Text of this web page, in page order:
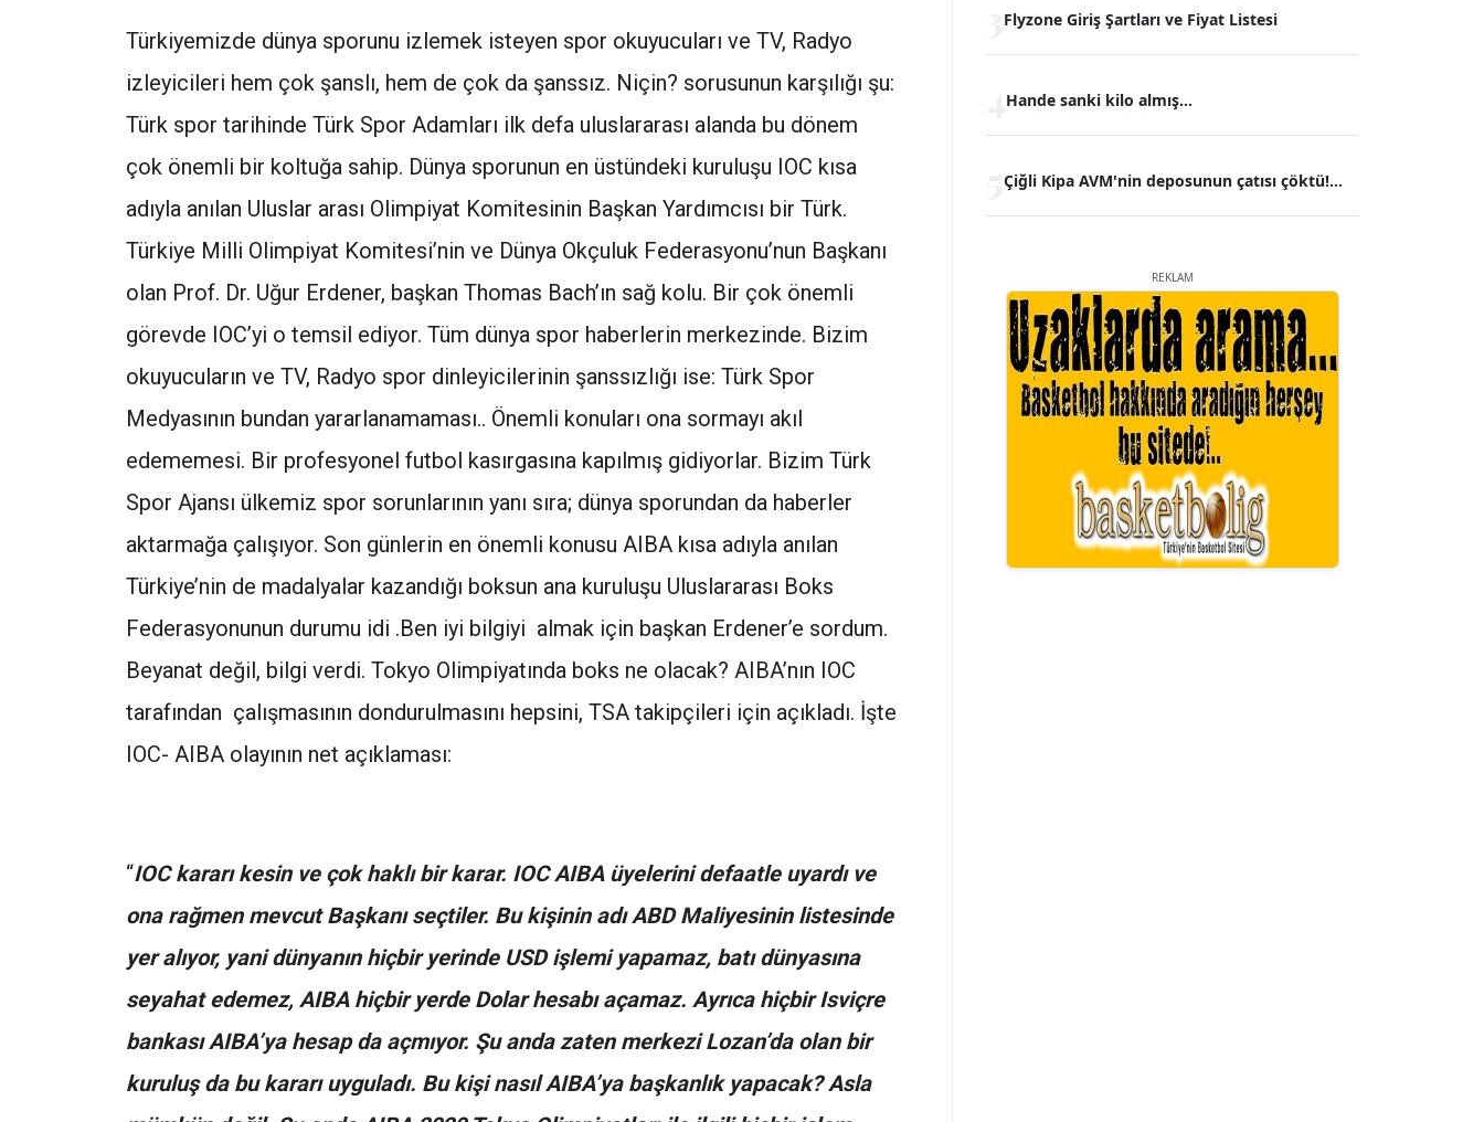
Türkiyemizde dünya sporunu izlemek isteyen spor okuyucuları ve TV, Radyo
izleyicileri hem çok şanslı, hem de çok da şanssız. Niçin? sorusunun karşılığı şu:
Türk spor tarihinde Türk Spor Adamları ilk defa uluslararası alanda bu dönem
çok önemli bir koltuğa sahip. Dünya sporunun en üstündeki kuruluşu IOC kısa
adıyla anılan Uluslar arası Olimpiyat Komitesinin Başkan Yardımcısı bir Türk.
Türkiye Milli Olimpiyat Komitesi’nin ve Dünya Okçuluk Federasyonu’nun Başkanı
olan Prof. Dr. Uğur Erdener, başkan Thomas Bach’ın sağ kolu. Bir çok önemli
görevde IOC’yi o temsil ediyor. Tüm dünya spor haberlerin merkezinde. Bizim
okuyucuların ve TV, Radyo spor dinleyicilerinin şanssızlığı ise: Türk Spor
Medyasının bundan yararlanamaması.. Önemli konuları ona sormayı akıl
edememesi. Bir profesyonel futbol kasırgasına kapılmış gidiyorlar. Bizim Türk
Spor Ajansı ülkemiz spor sorunlarının yanı sıra; dünya sporundan da haberler
aktarmağa çalışıyor. Son günlerin en önemli konusu AIBA kısa adıyla anılan
Türkiye’nin de madalyalar kazandığı boksun ana kuruluşu Uluslararası Boks
Federasyonunun durumu idi .Ben iyi bilgiyi almak için başkan Erdener’e sordum.
Beyanat değil, bilgi verdi. Tokyo Olimpiyatında boks ne olacak? AIBA’nın IOC
tarafından çalışmasının dondurulmasını hepsini, TSA takipçileri için açıkladı. İşte
IOC- AIBA olayının net açıklaması:
“IOC kararı kesin ve çok haklı bir karar. IOC AIBA üyelerini defaatle uyardı ve
ona rağmen mevcut Başkanı seçtiler. Bu kişinin adı ABD Maliyesinin listesinde
yer alıyor, yani dünyanın hiçbir yerinde USD işlemi yapamaz, batı dünyasına
seyahat edemez, AIBA hiçbir yerde Dolar hesabı açamaz. Ayrıca hiçbir Isviçre
bankası AIBA’ya hesap da açmıyor. Şu anda zaten merkezi Lozan’da olan bir
kuruluş da bu kararı uyguladı. Bu kişi nasıl AIBA’ya başkanlık yapacak? Asla
Flyzone Giriş Şartları ve Fiyat Listesi
Hande sanki kilo almış...
Çiğli Kipa AVM'nin deposunun çatısı çöktü!...
REKLAM